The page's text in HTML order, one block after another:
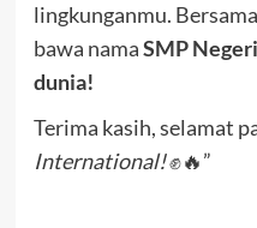
lingkunganmu.
bawa namaSMP
dunia!
Terima kasih, selamat
International!✊🔥”